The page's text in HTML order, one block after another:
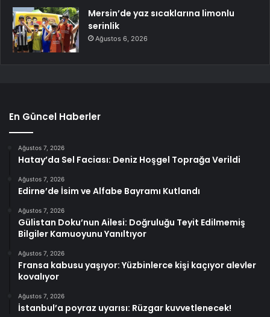
Mersin’de yaz sıcaklarına limonlu
serinlik
Ağustos 6, 2026
En Güncel Haberler
Ağustos 7, 2026
Hatay’da Sel Faciası: Deniz Hoşgel Toprağa Verildi
Ağustos 7, 2026
Edirne’de İsim ve Alfabe Bayramı Kutlandı
Ağustos 7, 2026
Gülistan Doku’nun Ailesi: Doğruluğu Teyit Edilmemiş
Bilgiler Kamuoyunu Yanıltıyor
Ağustos 7, 2026
Fransa kabusu yaşıyor: Yüzbinlerce kişi kaçıyor alevler
kovalıyor
Ağustos 7, 2026
İstanbul’a poyraz uyarısı: Rüzgar kuvvetlenecek!